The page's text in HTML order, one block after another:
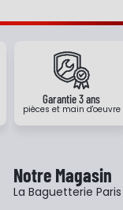
Garantie 3 ans
pièces et main d'oeuvre
Notre Magasin
La Baguetterie Paris